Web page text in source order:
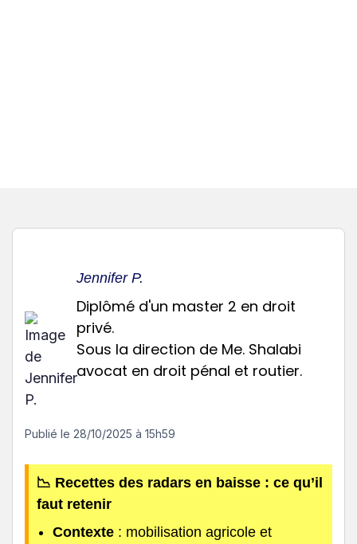
Jennifer P.
Diplômé d'un master 2 en droit
privé.
Sous la direction de Me. Shalabi
avocat en droit pénal et routier.
Publié le 28/10/2025 à 15h59
📉 Recettes des radars en baisse : ce qu’il
faut retenir
Contexte : mobilisation agricole et